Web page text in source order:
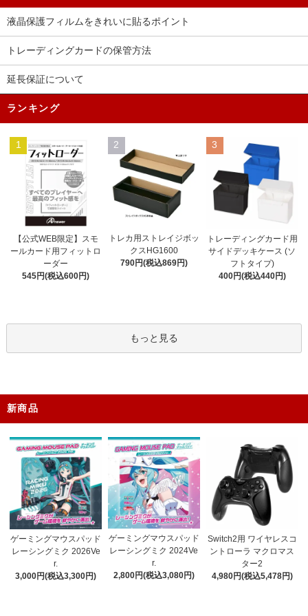
液晶保護フィルムをきれいに貼るポイント
トレーディングカードの保管方法
延長保証について
ランキング
1
【公式WEB限定】スモ
ールカード用フィットロ
ーダー
545円(税込600円)
2
トレカ用ストレイジボッ
クスHG1600
790円(税込869円)
3
トレーディングカード用
サイドデッキケース (ソ
フトタイプ)
400円(税込440円)
もっと見る
新商品
ゲーミングマウスパッド
レーシングミク 2026Ve
r.
3,000円(税込3,300円)
ゲーミングマウスパッド
レーシングミク 2024Ve
r.
2,800円(税込3,080円)
Switch2用 ワイヤレスコ
ントローラ マクロマス
ター2
4,980円(税込5,478円)